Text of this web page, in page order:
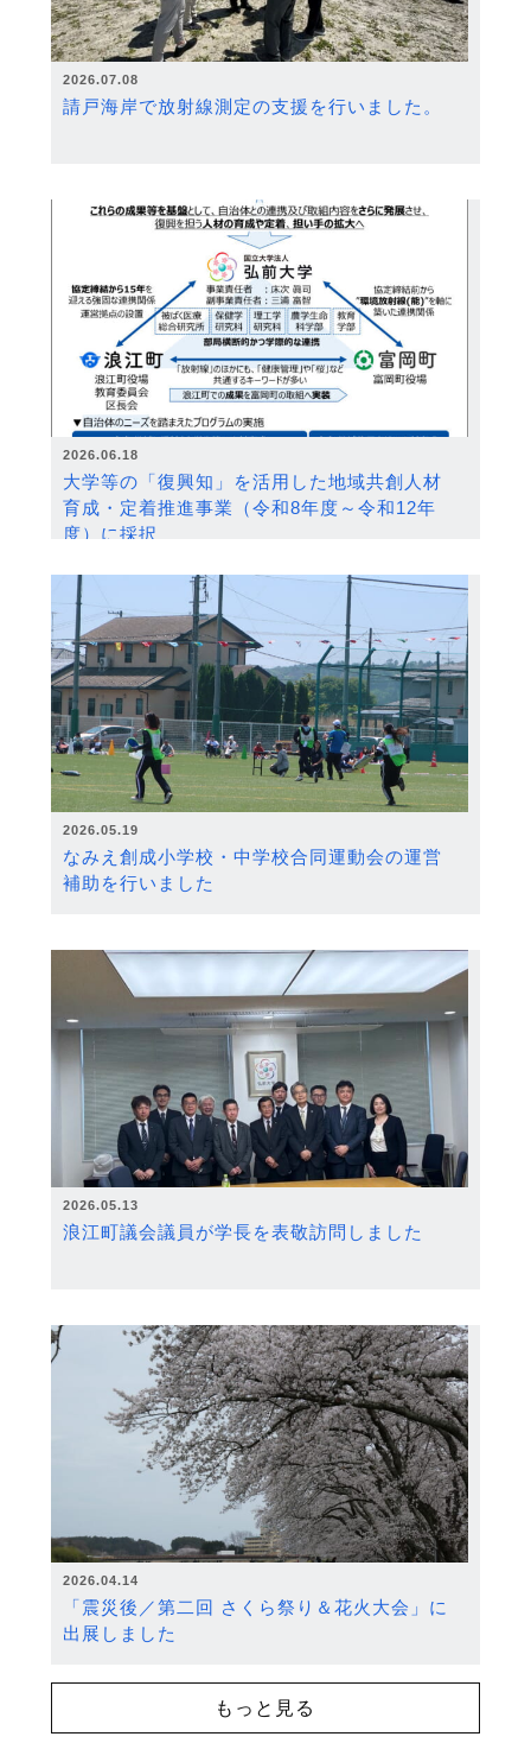
2026.07.08
請戸海岸で放射線測定の支援を行いました。
2026.06.18
大学等の「復興知」を活用した地域共創人材
育成・定着推進事業（令和8年度～令和12年
度）に採択
2026.05.19
なみえ創成小学校・中学校合同運動会の運営
補助を行いました
2026.05.13
浪江町議会議員が学長を表敬訪問しました
2026.04.14
「震災後／第二回 さくら祭り＆花火大会」に
出展しました
もっと見る